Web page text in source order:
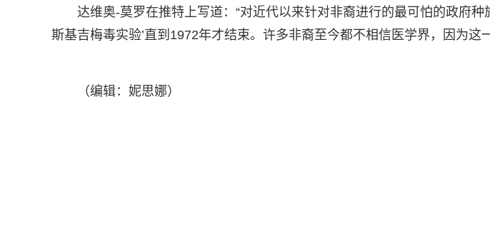
达维奥-莫罗在推特上写道：“对近代以来针对非裔进行的最可怕的政府种
斯基吉梅毒实验’直到1972年才结束。许多非裔至今都不相信医学界，因为这
（编辑：妮思娜）